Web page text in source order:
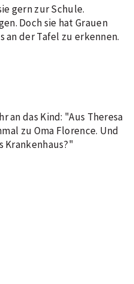
gern zur Schule.
Doch sie hat Grauen
an der Tafel zu erkennen.
an das Kind: "Aus Theresa
zu Oma Florence. Und
Krankenhaus?"